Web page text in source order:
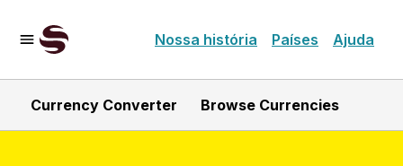
Nossa história Países Ajuda
Currency Converter Browse Currencies